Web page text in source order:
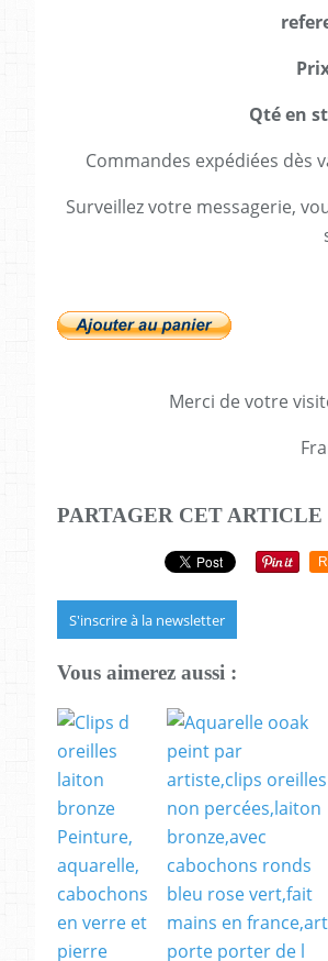
Qté en
Commandes expédiées dès
Surveillez votre messagerie,
Merci de votre
PARTAGER CET ARTICLE
S'inscrire à la newsletter
Vous aimerez aussi :